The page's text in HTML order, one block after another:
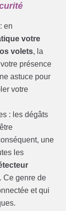
en
votre
volets, la
présence
astuce pour
votre
: les dégâts
une
les
. Ce genre de
et qui